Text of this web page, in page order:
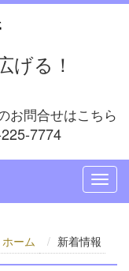
げる！
お問合せはこちら
7774
ホーム 新着情報